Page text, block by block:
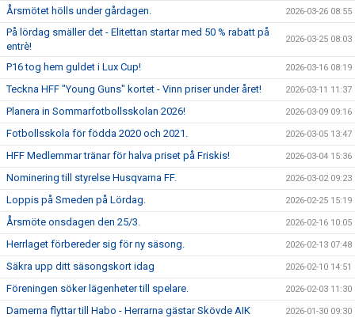
Årsmötet hölls under gårdagen. 2026-03-26 08:55
På lördag smäller det - Elitettan startar med 50 % rabatt på
entrè!
2026-03-25 08:03
P16 tog hem guldet i Lux Cup! 2026-03-16 08:19
Teckna HFF "Young Guns" kortet - Vinn priser under året! 2026-03-11 11:37
Planera in Sommarfotbollsskolan 2026! 2026-03-09 09:16
Fotbollsskola för födda 2020 och 2021. 2026-03-05 13:47
HFF Medlemmar tränar för halva priset på Friskis! 2026-03-04 15:36
Nominering till styrelse Husqvarna FF. 2026-03-02 09:23
Loppis på Smeden på Lördag. 2026-02-25 15:19
Årsmöte onsdagen den 25/3. 2026-02-16 10:05
Herrlaget förbereder sig för ny säsong. 2026-02-13 07:48
Säkra upp ditt säsongskort idag 2026-02-10 14:51
Föreningen söker lägenheter till spelare. 2026-02-03 11:30
Damerna flyttar till Habo - Herrarna gästar Skövde AIK 2026-01-30 09:30